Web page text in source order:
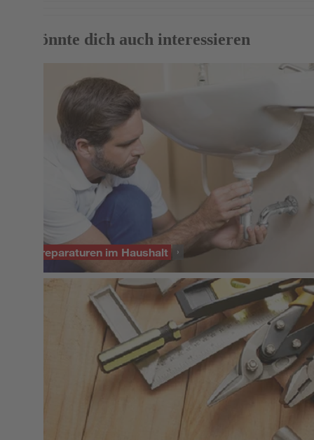
Das könnte dich auch interessieren
Kleinreparaturen im Haushalt